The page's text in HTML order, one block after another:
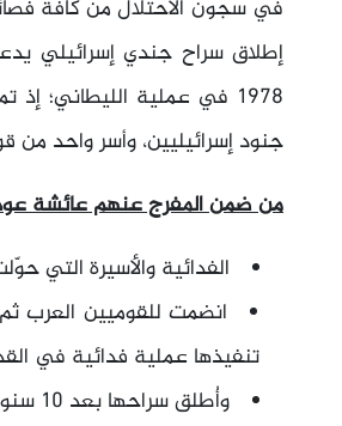
في سجون الاحتلال من كافة
1978 في عملية
جنود إسرائيليين، وأسر واحد من
من ضمن المفرج عنهم عائشة
الفدائية والأسيرة التي
تنفيذها عملية فدائية في
وأُطلق سراحها بعد ١٠ سنوات